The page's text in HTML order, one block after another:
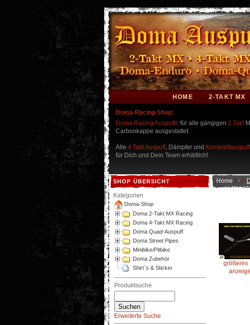
HOME 2-TAKT MX
Doma-Racing-Shop:
Doma Racing Auspuffe für alle gängigen 2 Takt
Carbonkappe ausgestattet.
Alle 4 Takt Auspuff, Dämpfer und Komplettauspuff
für Dich und Dein Team erhältlich!
SHOP ÜBERSICHT
Kategorien
Doma-Shop
Doma 2-Takt MX Racing
Doma 4-Takt MX Racing
Doma Quad-Auspuff
Doma Street Pipes
Minibike/Pitbike
Doma Zubehör
Shirt´s & Sticker
Produktsuche
Erweiterte Suche
Home
Suzuki RM
größeres